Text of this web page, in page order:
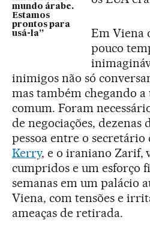
mundo árabe.
Estamos
prontos para
usá-la”
Em Viena
pouco
inimigos não só
mas também chegando a
comum. Foram
de negociações, dezenas
pessoa entre o
Kerry, e o iraniano Zarif,
cumpridos e um esforço
semanas em um palácio
Viena, com tensões e
ameaças de retirada.